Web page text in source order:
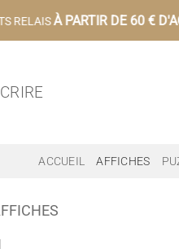
RELAISÀ PARTIR DE 60 €
ACCUEIL AFFICHES